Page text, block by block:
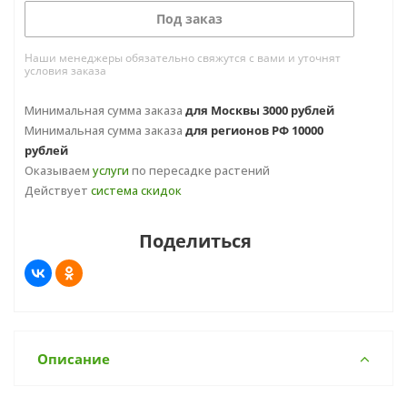
Под заказ
Наши менеджеры обязательно свяжутся с вами и уточнят
условия заказа
Минимальная сумма заказа для Москвы 3000 рублей
Минимальная сумма заказа для регионов РФ 10000
рублей
Оказываем услуги по пересадке растений
Действует система скидок
Поделиться
Описание